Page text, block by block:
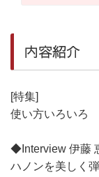
内容紹介
[特集]
使い方いろいろ
◆Interview 伊藤
ハノンを美しく